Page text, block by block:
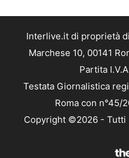
Interlive.it di proprietà
Marchese 10, 00141
Partita
Testata Giornalistica
Roma con n°45/
Copyright ©2026 -